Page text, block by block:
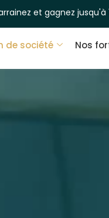
et gagnez jusqu'à
de société Nos